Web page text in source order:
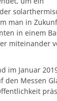
man in
in einem
miteinander
im Januar
den Messen